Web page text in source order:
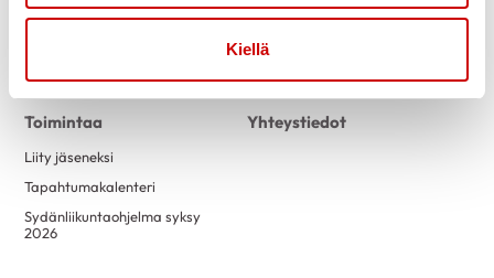
Kiellä
Uutiset
Kuntoutus
Vertaistuki
Toimintaa
Liity jäseneksi
Tapahtumakalenteri
Sydänliikuntaohjelma syksy
2026
Yhteystiedot